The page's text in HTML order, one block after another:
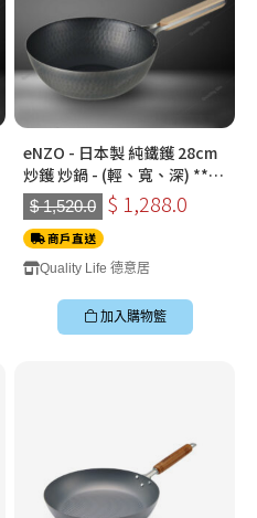
eNZO - 日本製 純鐵鑊 28cm
炒鑊 炒鍋 - (輕、寬、深) ***
送高蓋 - 企身***
$ 1,520.0 $ 1,288.0
商戶直送
Quality Life 德意居
加入購物籃